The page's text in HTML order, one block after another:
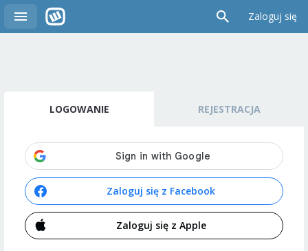
Zaloguj się
LOGOWANIE REJESTRACJA
Zaloguj się z Facebook
Zaloguj się z Apple